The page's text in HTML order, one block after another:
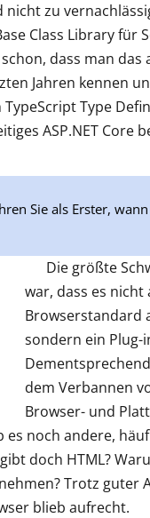
zu
Class Library für
dass man das
Jahren kennen
Type
ASP.NET Core
Sie als Erster,
Die größte
war, dass es
Browserstandard
sondern ein Plug-
dem Verbannen
Browser- und
noch andere,
doch HTML?
Trotz guter
blieb aufrecht.